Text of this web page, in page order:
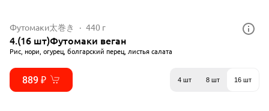
Футомаки太巻き 440 г
4.(16 шт)Футомаки веган
Рис, нори, огурец, болгарский перец, листья салата
889 ₽ 4 шт 8 шт 16 шт